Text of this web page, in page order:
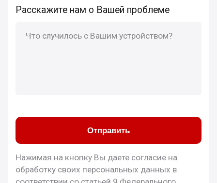
Расскажите нам о Вашей проблеме
Отправить
Нажимая на кнопку Вы даете согласие на
обработку своих персональных данных в